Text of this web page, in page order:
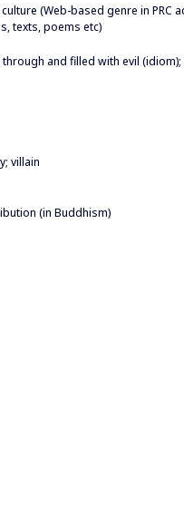
(Web-based genre in PRC
texts, poems etc)
and filled with evil
villain
(in Buddhism)